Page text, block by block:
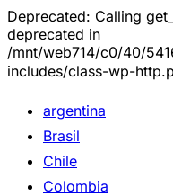
Deprecated: Calling
deprecated in
/mnt/web714/c0/40/
includes/class-wp-
argentina
Brasil
Chile
Colombia